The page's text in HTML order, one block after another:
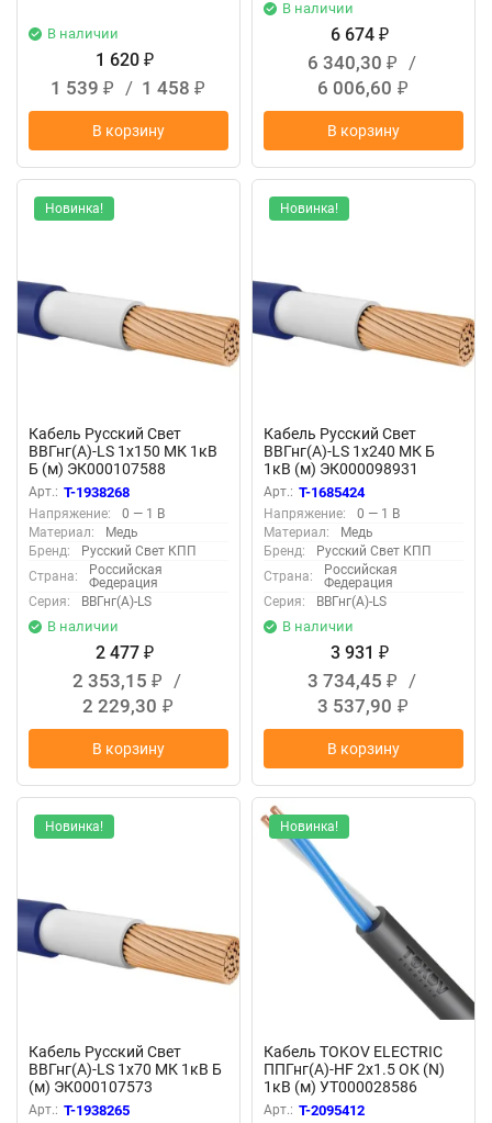
В наличии
1 620 ₽
1 539 ₽ / 1 458 ₽
В корзину
В наличии
6 674 ₽
6 340,30 ₽
/
6 006,60 ₽
В корзину
Новинка!
Кабель Русский Свет
ВВГнг(А)-LS 1х150 МК 1кВ
Б (м) ЭК000107588
Арт.: T-1938268
Напряжение:
0 — 1 В
Материал:
Медь
Бренд:
Русский Свет КПП
Страна:
Российская
Федерация
Серия:
ВВГнг(А)-LS
В наличии
2 477 ₽
2 353,15 ₽
/
2 229,30 ₽
В корзину
Новинка!
Кабель Русский Свет
ВВГнг(А)-LS 1х240 МК Б
1кВ (м) ЭК000098931
Арт.: T-1685424
Напряжение:
0 — 1 В
Материал:
Медь
Бренд:
Русский Свет КПП
Страна:
Российская
Федерация
Серия:
ВВГнг(А)-LS
В наличии
3 931 ₽
3 734,45 ₽
/
3 537,90 ₽
В корзину
Новинка!
Кабель Русский Свет
ВВГнг(А)-LS 1х70 МК 1кВ Б
(м) ЭК000107573
Арт.: T-1938265
Новинка!
Кабель TOKOV ELECTRIC
ППГнг(А)-HF 2х1.5 ОК (N)
1кВ (м) УТ000028586
Арт.: T-2095412